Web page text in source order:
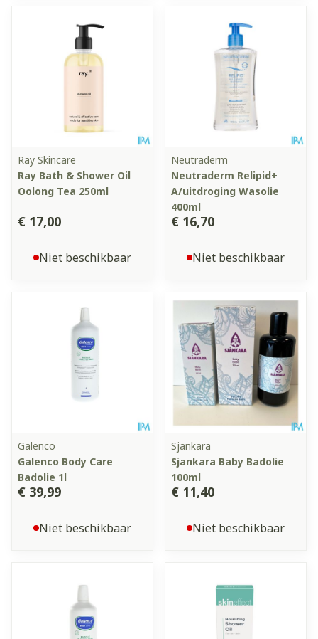
Ray Skincare
Ray Bath & Shower Oil
Oolong Tea 250ml
€ 17,00
Niet beschikbaar
Neutraderm
Neutraderm Relipid+
A/uitdroging Wasolie
400ml
€ 16,70
Niet beschikbaar
Galenco
Galenco Body Care
Badolie 1l
€ 39,99
Niet beschikbaar
Sjankara
Sjankara Baby Badolie
100ml
€ 11,40
Niet beschikbaar